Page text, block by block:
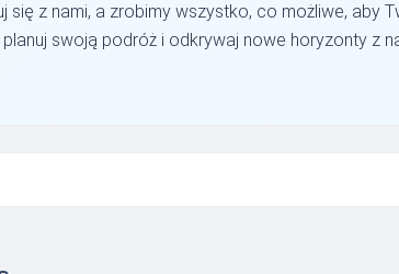
się z nami, a zrobimy wszystko, co możliwe,
swoją podróż i odkrywaj nowe horyzonty z